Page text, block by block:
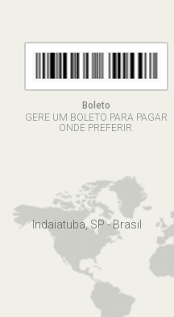
Boleto
GERE UM BOLETO PARA PAGAR
ONDE PREFERIR.
Indaiatuba, SP - Brasil